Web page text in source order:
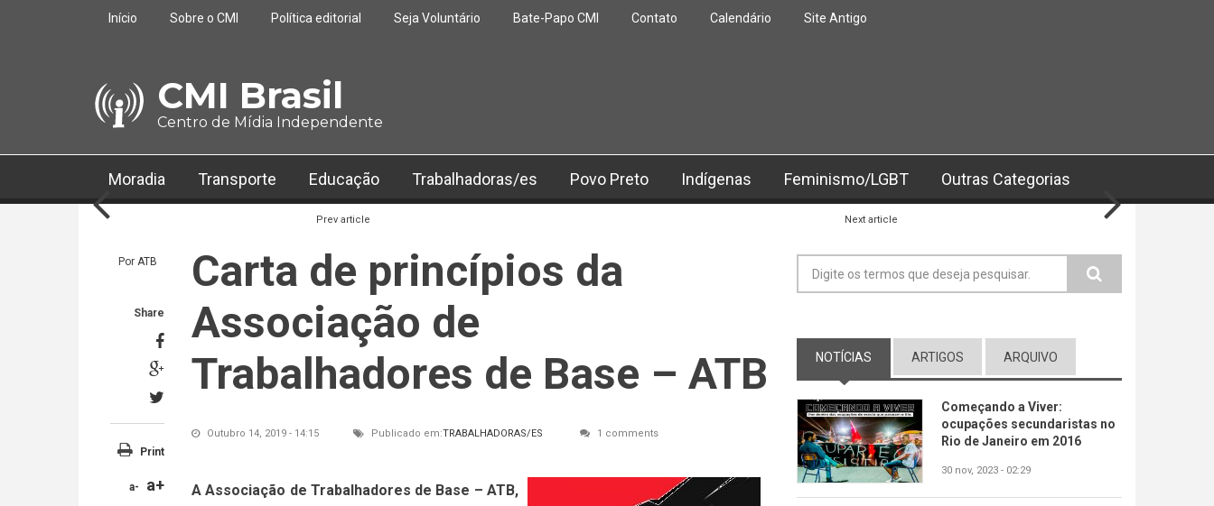
Pular para o conteúdo principal
Início Sobre o CMI Política editorial Seja Voluntário Bate-Papo CMI Contato Calendário Site Antigo
CMI Brasil
Centro de Mídia Independente
Moradia Transporte Educação Trabalhadoras/es Povo Preto Indígenas Feminismo/LGBT Outras Categorias
Prev article Next article
Por ATB
Share
Print
a- a+
Carta de princípios da
Associação de
Trabalhadores de Base – ATB
Outubro 14, 2019 - 14:15 Publicado em:TRABALHADORAS/ES 1 comments
A Associação de Trabalhadores de Base – ATB,
Formulário de busca
NOTÍCIAS (ABA ATIVA)
ARTIGOS ARQUIVO
Começando a Viver:
ocupações secundaristas no
Rio de Janeiro em 2016
30 nov, 2023 - 02:29